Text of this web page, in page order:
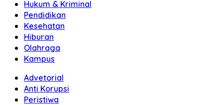
Hukum & Kriminal
Pendidikan
Kesehatan
Hiburan
Olahraga
Kampus
Advetorial
Anti Korupsi
Peristiwa